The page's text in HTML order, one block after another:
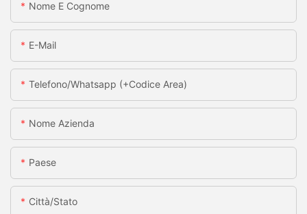
Nome E Cognome
E-Mail
Telefono/whatsapp (+codice Area)
Nome Azienda
Paese
Città/stato